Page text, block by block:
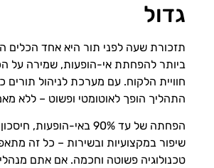
גדול
תזכורת שעה לפני תור היא אחד הכלים
ביותר להפחתת אי-הופעות, שמירה על
התהליך הופך לאוטומטי ופשוט – ללא
הפחתה של עד 90% באי-
שיפור במקצועיות ובשירות – כל זה
טכנולוגיה פשוטה וחכמה. אם אתם